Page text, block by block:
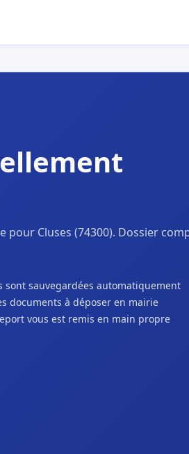
Cluses (74300). Dossier
sauvegardées automatiquement
documents à déposer en mairie
vous est remis en main propre